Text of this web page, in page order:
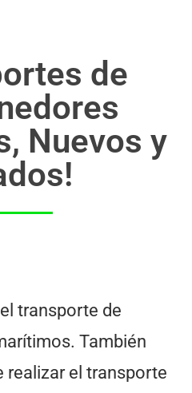
de
Nuevos y
transporte de
También
realizar el transporte